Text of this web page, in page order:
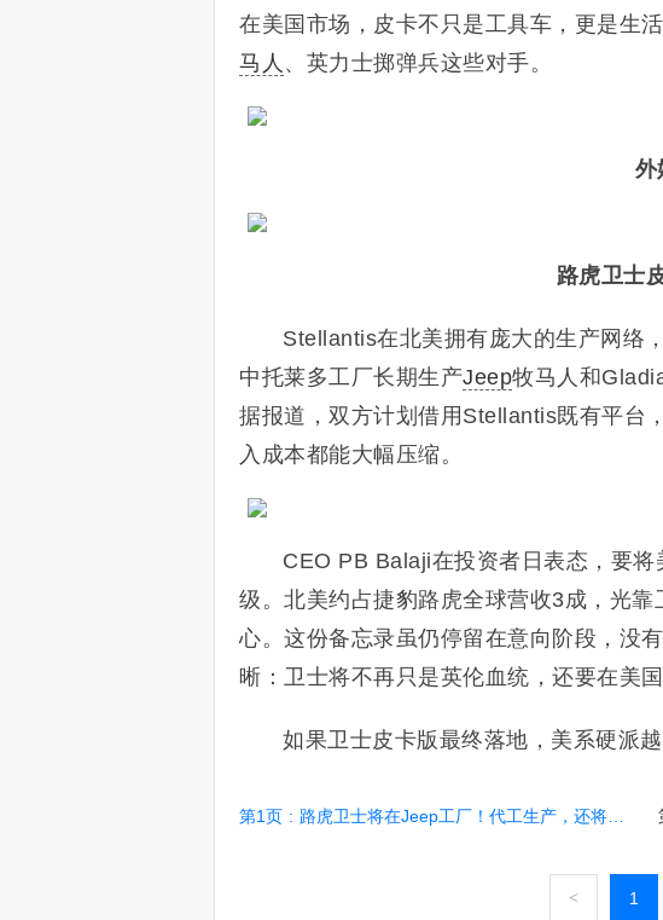
在美国市场，皮卡不只是工具车，更是生
马人 、英力士掷弹兵这些对手。
外
路虎卫士
Stellantis在北美拥有庞大的生产网络
中托莱多工厂长期生产Jeep牧马人和
据报道，双方计划借用Stellantis既有平台
入成本都能大幅压缩。
CEO PB Balaji在投资者日表态，要
级。北美约占捷豹路虎全球营收3成，光靠
心。这份备忘录虽仍停留在意向阶段，没
晰：卫士将不再只是英伦血统，还要在美
如果卫士皮卡版最终落地，美系硬派
第1页 : 路虎卫士将在Jeep工厂！代工生产，还将推“卫士皮卡”
< 1